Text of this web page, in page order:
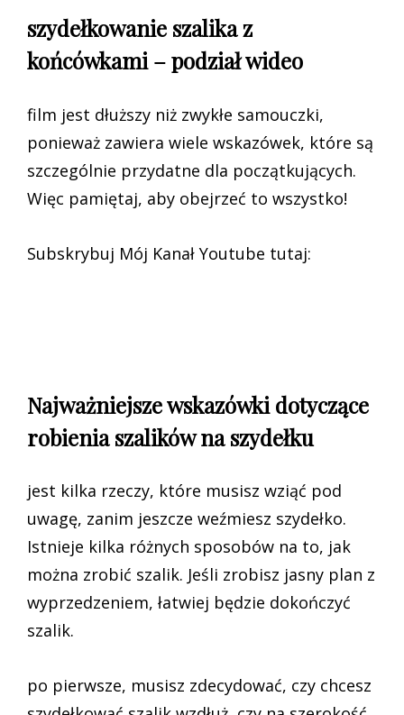
szydełkowanie szalika z
końcówkami – podział wideo
film jest dłuższy niż zwykłe samouczki,
ponieważ zawiera wiele wskazówek, które są
szczególnie przydatne dla początkujących.
Więc pamiętaj, aby obejrzeć to wszystko!
Subskrybuj Mój Kanał Youtube tutaj:
Najważniejsze wskazówki dotyczące
robienia szalików na szydełku
jest kilka rzeczy, które musisz wziąć pod
uwagę, zanim jeszcze weźmiesz szydełko.
Istnieje kilka różnych sposobów na to, jak
można zrobić szalik. Jeśli zrobisz jasny plan z
wyprzedzeniem, łatwiej będzie dokończyć
szalik.
po pierwsze, musisz zdecydować, czy chcesz